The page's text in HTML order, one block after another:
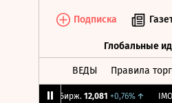
Подписка
Глобальные
ВЕДЫ Правила
CNY Бирж. 12,081 +0,76%↑ IMOEX